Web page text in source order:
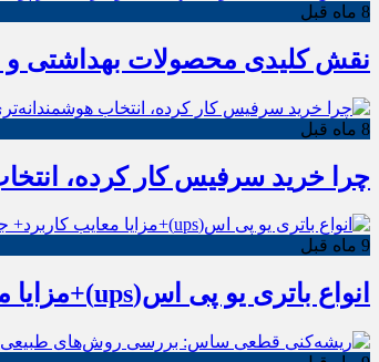
8 ماه قبل
نقش کلیدی محصولات بهداشتی و
8 ماه قبل
چرا خرید سرفیس کار کرده،
9 ماه قبل
انواع باتری یو پی اس(ups)+مزایا معایب کاربرد+ جدول